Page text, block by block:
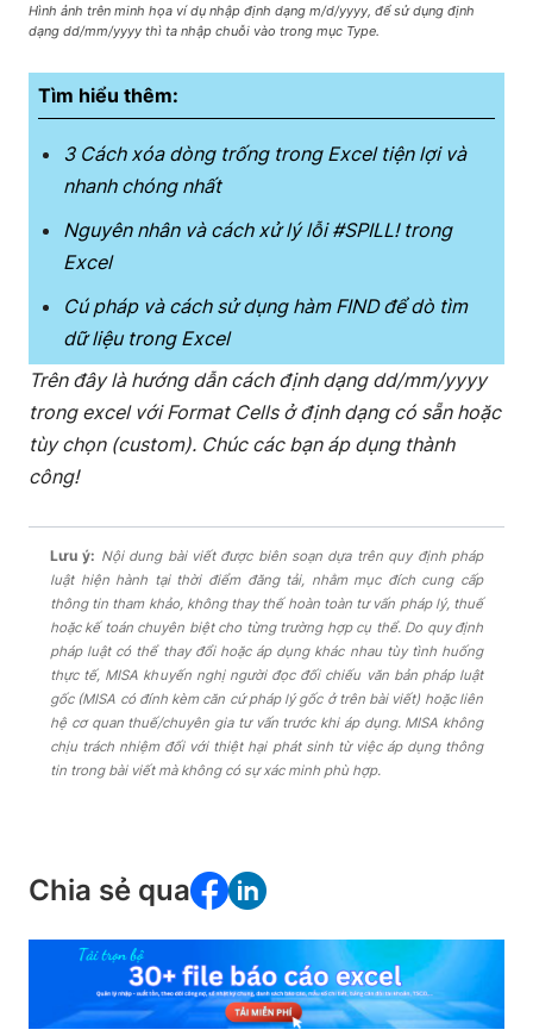
Hình ảnh trên minh họa ví dụ nhập định dạng m/d/yyyy, để sử dụng định
dạng dd/mm/yyyy thì ta nhập chuỗi vào trong mục Type.
Tìm hiểu thêm:
3 Cách xóa dòng trống trong Excel tiện lợi và
nhanh chóng nhất
Nguyên nhân và cách xử lý lỗi #SPILL! trong
Excel
Cú pháp và cách sử dụng hàm FIND để dò tìm
dữ liệu trong Excel
Trên đây là hướng dẫn cách định dạng dd/mm/yyyy
trong excel với Format Cells ở định dạng có sẵn hoặc
tùy chọn (custom). Chúc các bạn áp dụng thành
công!
Lưu ý: Nội dung bài viết được biên soạn dựa trên quy định pháp
luật hiện hành tại thời điểm đăng tải, nhằm mục đích cung cấp
thông tin tham khảo, không thay thế hoàn toàn tư vấn pháp lý, thuế
hoặc kế toán chuyên biệt cho từng trường hợp cụ thể. Do quy định
pháp luật có thể thay đổi hoặc áp dụng khác nhau tùy tình huống
thực tế, MISA khuyến nghị người đọc đối chiếu văn bản pháp luật
gốc (MISA có đính kèm căn cứ pháp lý gốc ở trên bài viết) hoặc liên
hệ cơ quan thuế/chuyên gia tư vấn trước khi áp dụng. MISA không
chịu trách nhiệm đối với thiệt hại phát sinh từ việc áp dụng thông
tin trong bài viết mà không có sự xác minh phù hợp.
Chia sẻ qua